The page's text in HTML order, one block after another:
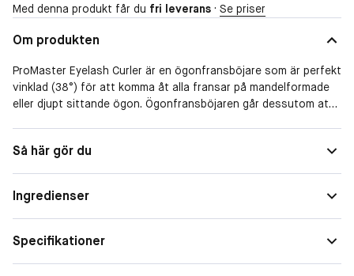
Med denna produkt får du fri leverans · Se priser
Om produkten
ProMaster Eyelash Curler är en ögonfransböjare som är perfekt
vinklad (38°) för att komma åt alla fransar på mandelformade
eller djupt sittande ögon. Ögonfransböjaren går dessutom att
ger maximal komfort och kontroll vid användning. Den rundande
silikonkudden (tre extra silikonkuddar ingår) är hypoallergen.
• Ögonfransböjare för mandelformade eller djupt sittande ögon
• Går att öppna stort för att få tag på alla fransar
• Brett handtag för maximal komfort och kontroll
Så här gör du
Ingredienser
Specifikationer